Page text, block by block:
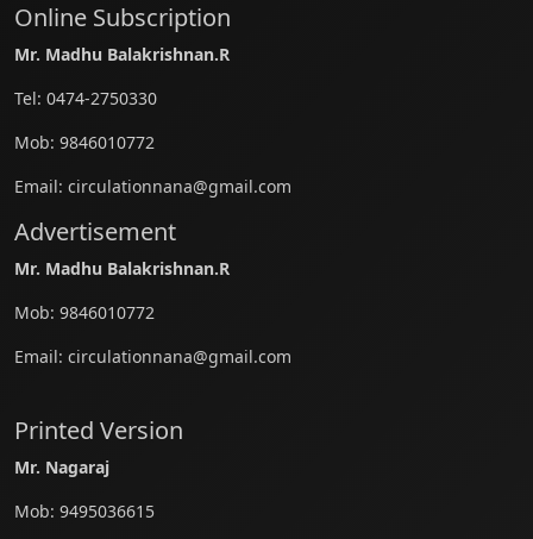
Online Subscription
Mr. Madhu Balakrishnan.R
Tel: 0474-2750330
Mob: 9846010772
Email: circulationnana@gmail.com
Advertisement
Mr. Madhu Balakrishnan.R
Mob: 9846010772
Email: circulationnana@gmail.com
Printed Version
Mr. Nagaraj
Mob: 9495036615